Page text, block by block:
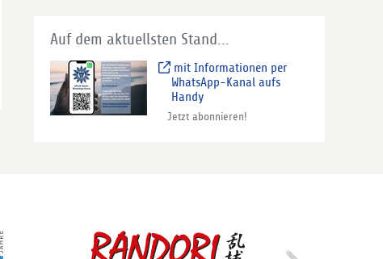
Auf dem aktuellsten Stand...
mit Informationen per
WhatsApp-Kanal aufs
Handy
Jetzt abonnieren!